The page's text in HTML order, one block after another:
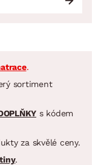
.
sortiment
s kódem
za skvělé ceny.
.